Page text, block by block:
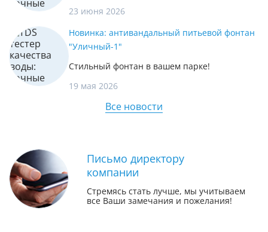
23 июня 2026
Новинка: антивандальный питьевой фонтан
"Уличный-1"
Стильный фонтан в вашем парке!
19 мая 2026
Все новости
Письмо директору
компании
Стремясь стать лучше, мы учитываем
все Ваши замечания и пожелания!